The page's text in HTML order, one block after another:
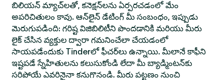
బిలియన్ మ్యాచ్‌లతో, కనెక్షన్‌లను ఏర్పరచడంలో మేం
అపరిచితులం కావు. ఆన్‌లైన్ డేటింగ్ మీ సంబంధం, ఇప్పుడు
మెరుగుపడింది: గరిష్ట విజిబిలిటీని పొందడానికి మరియు మీరు
లైక్ చేసిన వ్యక్తుల ద్వారా గమనించేలా చేయడంలో
సాయపడేందుకు Tinderలో ఫీచర్‌లు ఉన్నాయి. మీలానే కాఫీని
ఇష్టపడే స్నేహితులను కలుసుకోండి లేదా మీ బ్యాడ్మింటన్‌కు
సరిపోయే ఎవరినైనా కనుగొనండి. మీరు పట్టణం నుంచి